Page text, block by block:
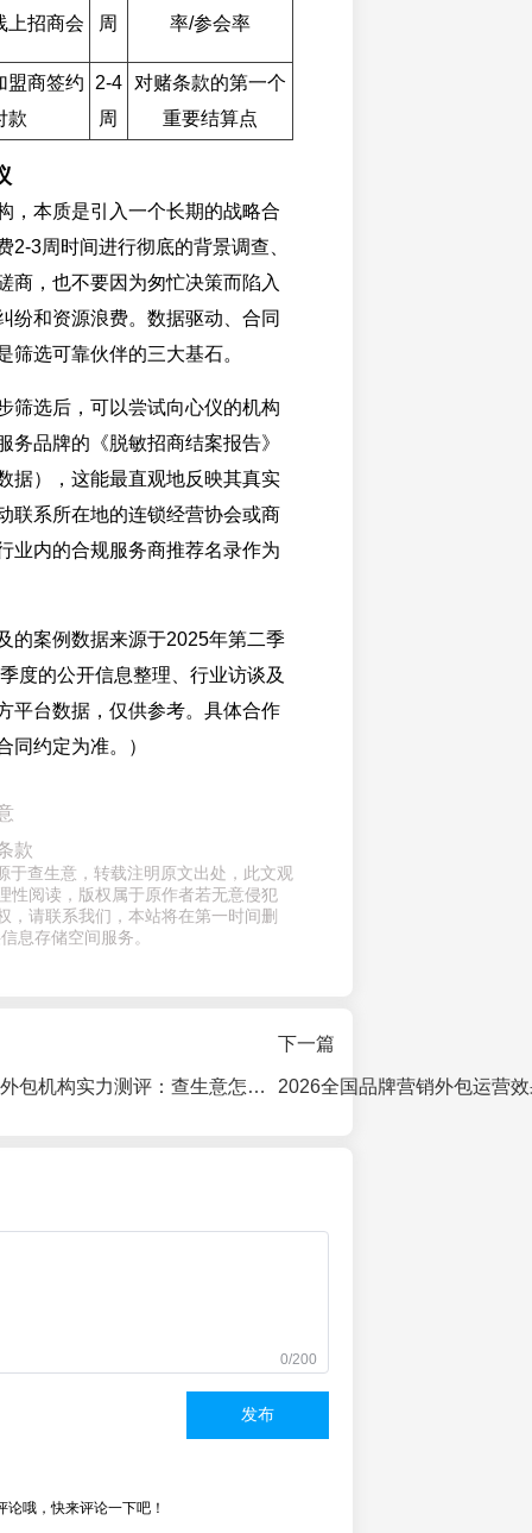
上招商会
周
率/参会率
盟商签约
款
2-4
周
对赌条款的第一个
重要结算点
，本质是引入一个长期的战略合
2-3周时间进行彻底的背景调查、
商，也不要因为匆忙决策而陷入
纷和资源浪费。数据驱动、合同
筛选可靠伙伴的三大基石。
筛选后，可以尝试向心仪的机构
务品牌的《脱敏招商结案报告》
据），这能最直观地反映其真实
联系所在地的连锁经营协会或商
业内的合规服务商推荐名录作为
的案例数据来源于2025年第二季
度的公开信息整理、行业访谈及
平台数据，仅供参考。具体合作
同约定为准。）
款
于查生意，转载注明原文出处，此文观
性阅读，版权属于原作者若无意侵犯
，请联系我们，本站将在第一时间删
息存储空间服务。
2026年品牌运营外包机构实力测评：查生意怎么样？真实数据揭秘
下一篇
0/200
发布
论哦，快来评论一下吧！